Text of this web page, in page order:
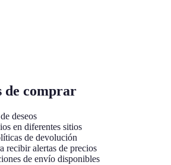
de comprar
deseos
en diferentes sitios
de devolución
recibir alertas de precios
de envío disponibles